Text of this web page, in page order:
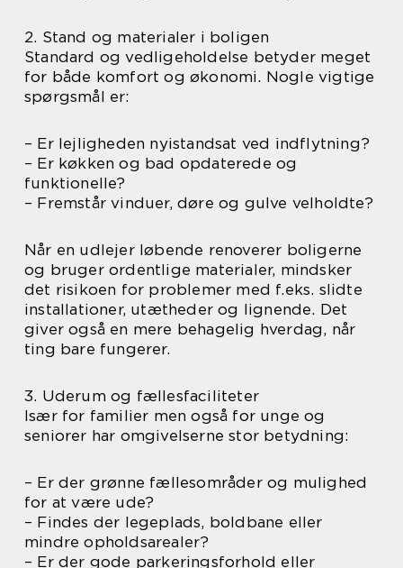
2. Stand og materialer i boligen
Standard og vedligeholdelse betyder meget
for både komfort og økonomi. Nogle vigtige
spørgsmål er:
– Er lejligheden nyistandsat ved indflytning?
– Er køkken og bad opdaterede og
funktionelle?
– Fremstår vinduer, døre og gulve velholdte?
Når en udlejer løbende renoverer boligerne
og bruger ordentlige materialer, mindsker
det risikoen for problemer med f.eks. slidte
installationer, utætheder og lignende. Det
giver også en mere behagelig hverdag, når
ting bare fungerer.
3. Uderum og fællesfaciliteter
Især for familier men også for unge og
seniorer har omgivelserne stor betydning:
– Er der grønne fællesområder og mulighed
for at være ude?
– Findes der legeplads, boldbane eller
mindre opholdsarealer?
– Er der gode parkeringsforhold eller